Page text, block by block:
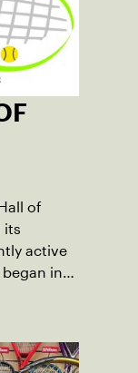
of
its
active
in